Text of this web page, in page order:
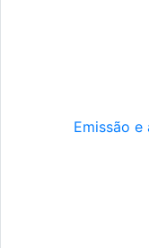
Emissão